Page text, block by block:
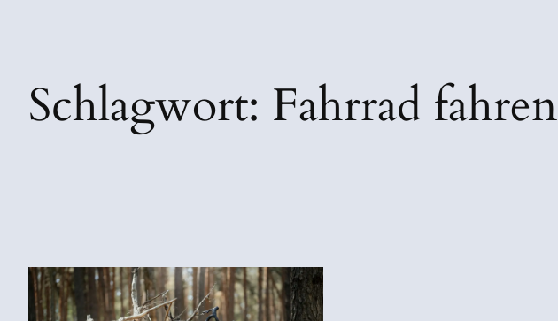
Schlagwort: Fahrrad fahren